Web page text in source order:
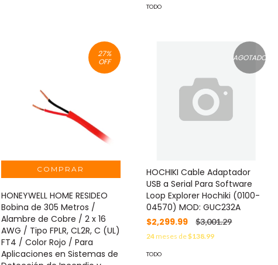
TODO
27%
OFF
HONEYWELL HOME RESIDEO
Bobina de 305 Metros /
Alambre de Cobre / 2 x 16
AWG / Tipo FPLR, CL2R, C (UL)
FT4 / Color Rojo / Para
Aplicaciones en Sistemas de
AGOTADO
HOCHIKI Cable Adaptador
USB a Serial Para Software
Loop Explorer Hochiki (0100-
04570) MOD: GUC232A
$2,299.99
$3,001.29
24meses de$138.99
TODO